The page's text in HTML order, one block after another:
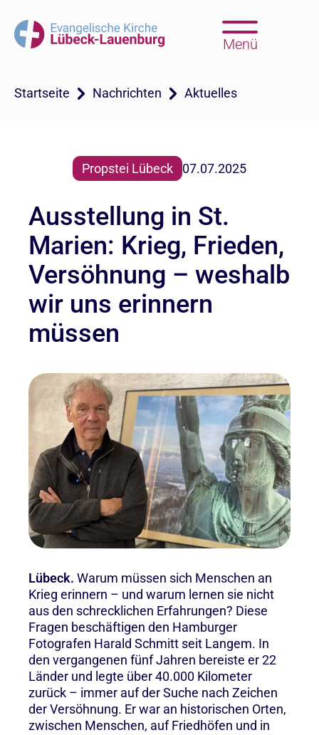
Menü
Startseite Nachrichten Aktuelles
Propstei Lübeck 07.07.2025
Ausstellung in St.
Marien: Krieg, Frieden,
Versöhnung – weshalb
wir uns erinnern
müssen
Lübeck. Warum müssen sich Menschen an
Krieg erinnern – und warum lernen sie nicht
aus den schrecklichen Erfahrungen? Diese
Fragen beschäftigen den Hamburger
Fotografen Harald Schmitt seit Langem. In
den vergangenen fünf Jahren bereiste er 22
Länder und legte über 40.000 Kilometer
zurück – immer auf der Suche nach Zeichen
der Versöhnung. Er war an historischen Orten,
zwischen Menschen, auf Friedhöfen und in